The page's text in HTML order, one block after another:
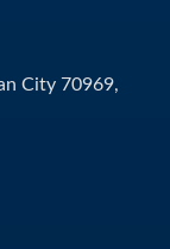
City 70969,